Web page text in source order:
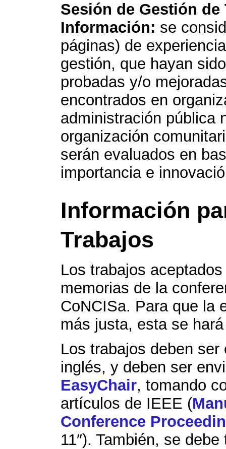
Sesión de Gestión
Información: se
páginas) de
gestión, que hayan
probadas y/o
encontrados en
administración pública
organización
serán evaluados en
importancia e
Información
Trabajos
Los trabajos
memorias de la
CoNCISa. Para que la
más justa, esta se
Los trabajos deben
inglés, y deben ser
EasyChair, tomando
artículos de IEEE (
Conference
11″). También, se